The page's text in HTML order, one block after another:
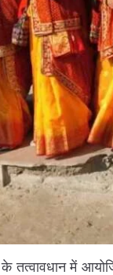
तत्वावधान में